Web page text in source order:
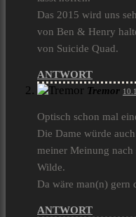
Das 2015 wird uns
von Ben & Henry
von Suicide Quad.
ANTWORT
Tremor
Optisch schon mal
Die Dame würde
meiner Meinung
Wilde.
Da wäre man(n) gern
ANTWORT